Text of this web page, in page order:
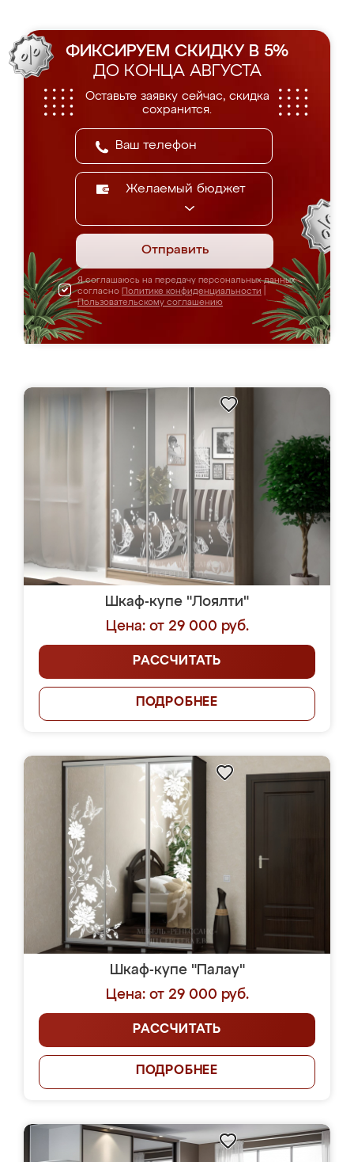
ФИКСИРУЕМ СКИДКУ В 5%
ДО КОНЦА АВГУСТА
Оставьте заявку сейчас, скидка
сохранится.
Желаемый бюджет
Отправить
Я соглашаюсь на передачу персональных данных
согласно Политике конфиденциальности
Пользовательскому соглашению
Шкаф-купе "Лоялти"
Цена: от 29 000 руб.
РАССЧИТАТЬ
ПОДРОБНЕЕ
Шкаф-купе "Палау"
Цена: от 29 000 руб.
РАССЧИТАТЬ
ПОДРОБНЕЕ